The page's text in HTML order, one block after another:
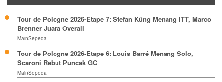
Tour de Pologne 2026-Etape 7: Stefan Küng Menang ITT, Marco
Brenner Juara Overall
MainSepeda
Tour de Pologne 2026-Etape 6: Louis Barré Menang Solo,
Scaroni Rebut Puncak GC
MainSepeda